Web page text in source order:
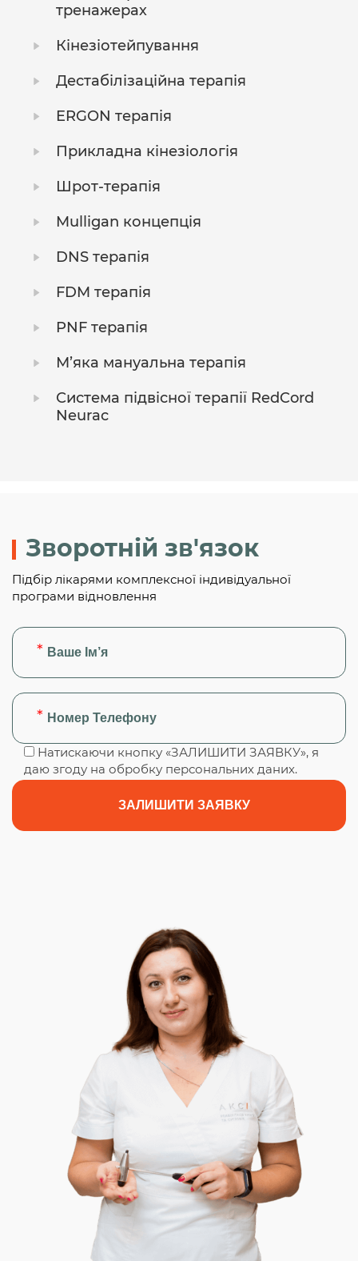
тренажерах
Кінезіотейпування
Дестабілізаційна терапія
ERGON терапія
Прикладна кінезіологія
Шрот-терапія
Mulligan концепція
DNS терапія
FDM терапія
PNF терапія
М’яка мануальна терапія
Система підвісної терапії RedCord
Neurac
Зворотній зв'язок
Підбір лікарями комплексної індивідуальної
програми відновлення
Натискаючи кнопку «ЗАЛИШИТИ ЗАЯВКУ», я
даю згоду на обробку персональних даних.